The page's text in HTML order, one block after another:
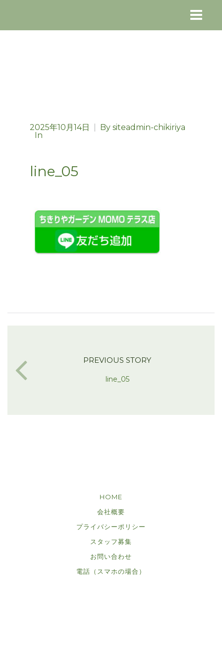
2025年10月14日 By siteadmin-chikiriya
In
line_05
PREVIOUS STORY
line_05
HOME
会社概要
プライバシーポリシー
スタッフ募集
お問い合わせ
電話（スマホの場合）